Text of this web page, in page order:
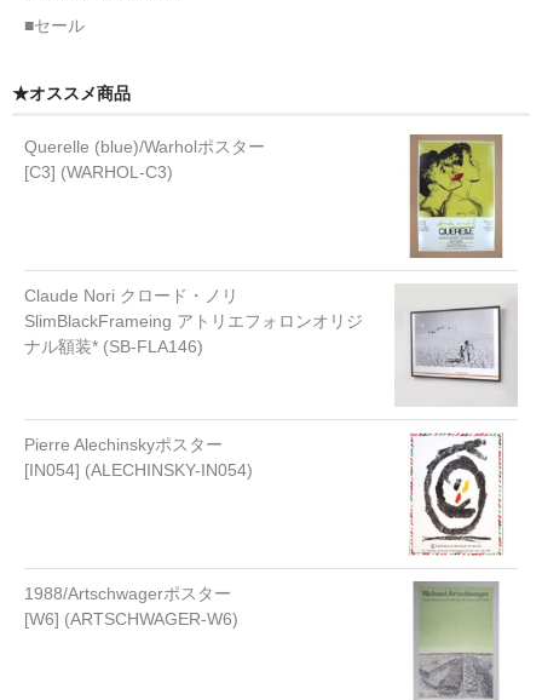
■セール
★オススメ商品
Querelle (blue)/Warholポスター
[C3] (WARHOL-C3)
Claude Nori クロード・ノリ
SlimBlackFrameing アトリエフォロンオリジ
ナル額装* (SB-FLA146)
Pierre Alechinskyポスター
[IN054] (ALECHINSKY-IN054)
1988/Artschwagerポスター
[W6] (ARTSCHWAGER-W6)